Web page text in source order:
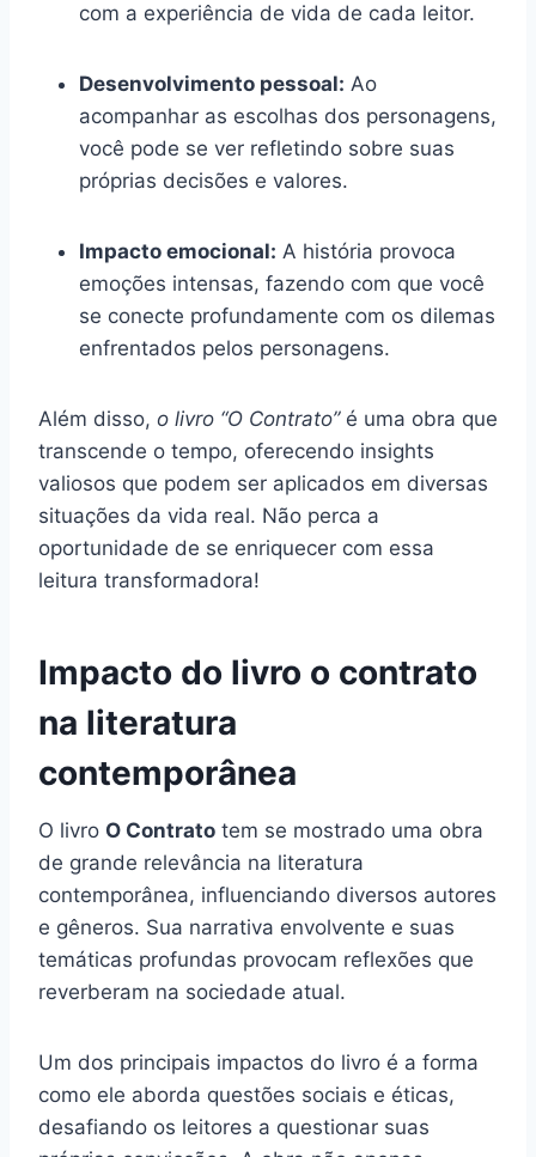
com a experiência de vida de cada leitor.
Desenvolvimento pessoal: Ao
acompanhar as escolhas dos personagens,
você pode se ver refletindo sobre suas
próprias decisões e valores.
Impacto emocional: A história provoca
emoções intensas, fazendo com que você
se conecte profundamente com os dilemas
enfrentados pelos personagens.
Além disso, o livro “O Contrato”é uma obra que
transcende o tempo, oferecendo insights
valiosos que podem ser aplicados em diversas
situações da vida real. Não perca a
oportunidade de se enriquecer com essa
leitura transformadora!
Impacto do livro o contrato
na literatura
contemporânea
O livro O Contrato tem se mostrado uma obra
de grande relevância na literatura
contemporânea, influenciando diversos autores
e gêneros. Sua narrativa envolvente e suas
temáticas profundas provocam reflexões que
reverberam na sociedade atual.
Um dos principais impactos do livro é a forma
como ele aborda questões sociais e éticas,
desafiando os leitores a questionar suas